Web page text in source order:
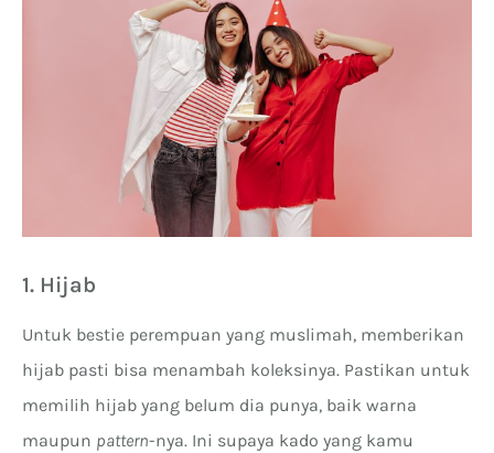
1. Hijab
Untuk bestie perempuan yang muslimah, memberikan
hijab pasti bisa menambah koleksinya. Pastikan untuk
memilih hijab yang belum dia punya, baik warna
maupun pattern-nya. Ini supaya kado yang kamu